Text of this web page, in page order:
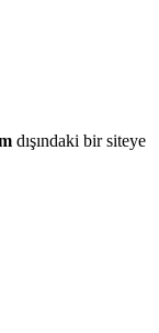
dışındaki bir siteye